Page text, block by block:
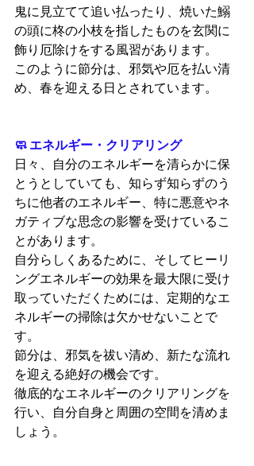
鬼に見立てて追い払ったり、焼いた鰯
の頭に柊の小枝を指したものを玄関に
飾り厄除けをする風習があります。
このように節分は、邪気や厄を払い清
め、春を迎える日とされています。
🧼 エネルギー・クリアリング
日々、自分のエネルギーを清らかに保
とうとしていても、知らず知らずのう
ちに他者のエネルギー、特に悪意やネ
ガティブな思念の影響を受けているこ
とがあります。
自分らしくあるために、そしてヒーリ
ングエネルギーの効果を最大限に受け
取っていただくためには、定期的なエ
ネルギーの掃除は欠かせないことで
す。
節分は、邪気を祓い清め、新たな流れ
を迎える絶好の機会です。
徹底的なエネルギーのクリアリングを
行い、自分自身と周囲の空間を清めま
しょう。